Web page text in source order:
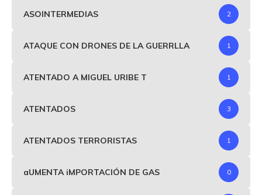
ASOINTERMEDIAS 2
ATAQUE CON DRONES DE LA GUERRLLA 1
ATENTADO A MIGUEL URIBE T 1
ATENTADOS 3
ATENTADOS TERRORISTAS 1
aUMENTA iMPORTACIÓN DE GAS 0